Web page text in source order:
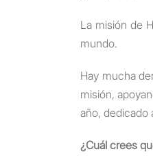
La misión de
mundo.
Hay mucha
misión,
año, dedicado
¿Cuál crees